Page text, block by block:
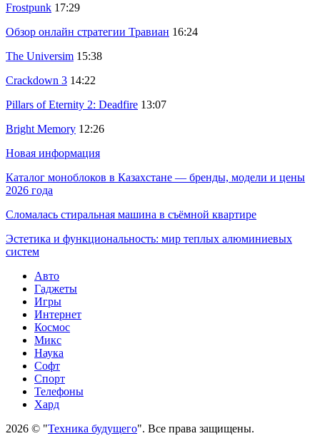
Frostpunk 17:29
Обзор онлайн стратегии Травиан 16:24
The Universim 15:38
Crackdown 3 14:22
Pillars of Eternity 2: Deadfire 13:07
Bright Memory 12:26
Новая информация
Каталог моноблоков в Казахстане — бренды, модели и цены
2026 года
Сломалась стиральная машина в съёмной квартире
Эстетика и функциональность: мир теплых алюминиевых
систем
Авто
Гаджеты
Игры
Интернет
Космос
Микс
Наука
Софт
Спорт
Телефоны
Хард
2026 © "Техника будущего". Все права защищены.